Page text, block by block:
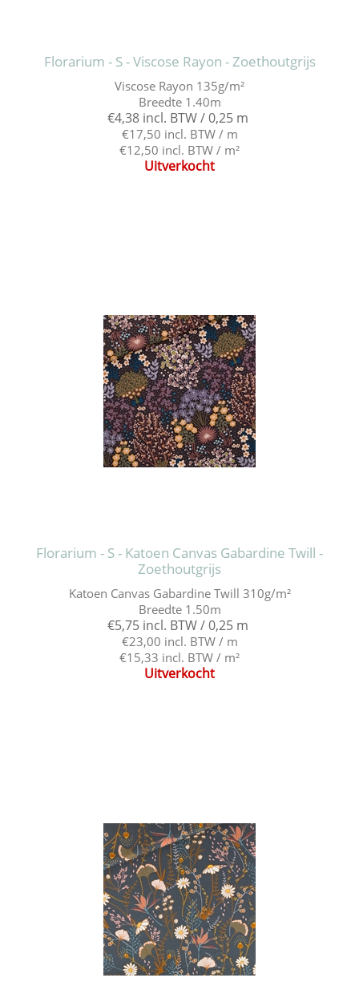
Florarium - S - Viscose Rayon - Zoethoutgrijs
Viscose Rayon 135g/m²
Breedte 1.40m
€4,38 incl. BTW / 0,25 m
€17,50 incl. BTW / m
€12,50 incl. BTW / m²
Uitverkocht
Florarium - S - Katoen Canvas Gabardine Twill -
Zoethoutgrijs
Katoen Canvas Gabardine Twill 310g/m²
Breedte 1.50m
€5,75 incl. BTW / 0,25 m
€23,00 incl. BTW / m
€15,33 incl. BTW / m²
Uitverkocht